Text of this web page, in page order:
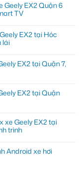
Geely EX2 Quận 6
TV
EX2 tại Hóc
lái
EX2 tại Quận 7,
EX2 tại Quận
xe Geely EX2 tại
trình
Android xe hơi